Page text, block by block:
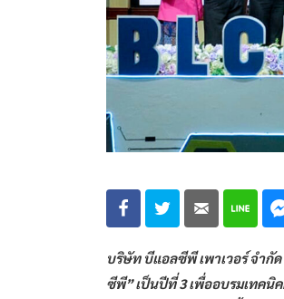
บริษัท บีแอลซีพี เพาเวอร์ จำกั
ซีพี” เป็นปีที่ 3 เพื่ออบรมเทค